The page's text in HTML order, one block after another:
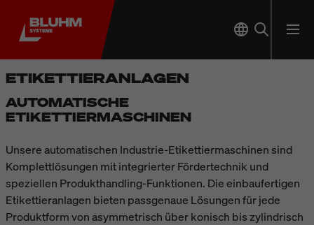
ETIKETTIERANLAGEN
AUTOMATISCHE
ETIKETTIERMASCHINEN
Unsere automatischen Industrie-Etikettiermaschinen sind
Komplettlösungen mit integrierter Fördertechnik und
speziellen Produkthandling-Funktionen. Die einbaufertigen
Etikettieranlagen bieten passgenaue Lösungen für jede
Produktform von asymmetrisch über konisch bis zylindrisch